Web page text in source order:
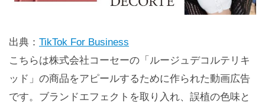
出典： TikTok For Business
こちらは株式会社コーセーの「ルージュデコルテリキ
ッド」の商品をアピールするために作られた動画広告
です。ブランドエフェクトを取り入れ、誤植の色味と